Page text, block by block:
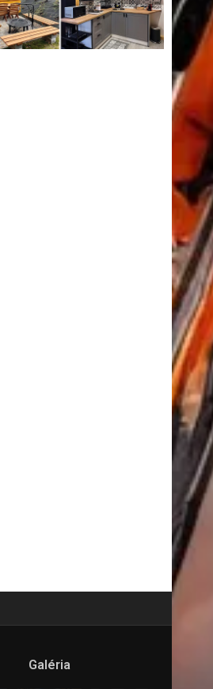
Galéria